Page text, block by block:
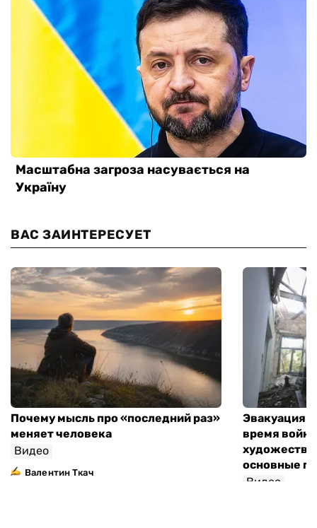
ВАС ЗАИНТЕРЕСУЕТ
Почему мысль про «последний раз»
меняет человека
Видео
Валентин Ткач
Эвакуация
время
основные
Видео